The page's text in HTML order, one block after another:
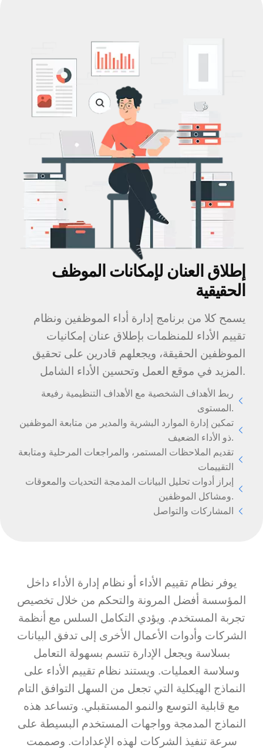
إطلاق العنان لإمكانات الموظف
الحقيقية
يسمح كلا من برنامج إدارة أداء الموظفين ونظام
تقييم الأداء للمنظمات بإطلاق عنان إمكانيات
الموظفين الحقيقة، ويجعلهم قادرين على تحقيق
المزيد في موقع العمل وتحسين الأداء الشامل.
ربط الأهداف الشخصية مع الأهداف التنظيمية رفيعة
المستوى.
تمكين إدارة الموارد البشرية والمدير من متابعة الموظفين
ذو الأداء الضعيف.
تقديم الملاحظات المستمر، والمراجعات المرحلية ومتابعة
التقييمات
إبراز أدوات تحليل البيانات المدمجة التحديات والمعوقات
ومشاكل الموظفين.
المشاركات والتواصل
يوفر نظام تقييم الأداء أو نظام إدارة الأداء داخل
المؤسسة أفضل المرونة والتحكم من خلال تخصيص
تجربة المستخدم. ويؤدي التكامل السلس مع أنظمة
الشركات وأدوات الأعمال الأخرى إلى تدفق البيانات
بسلاسة ويجعل الإدارة تتسم بسهولة التعامل
وسلاسة العمليات. ويستند نظام تقييم الأداء على
النماذج الهيكلية التي تجعل من السهل التوافق التام
مع قابلية التوسع والنمو المستقبلي. وتساعد هذه
النماذج المدمجة وواجهات المستخدم البسيطة على
سرعة تنفيذ الشركات لهذه الإعدادات. وصممت